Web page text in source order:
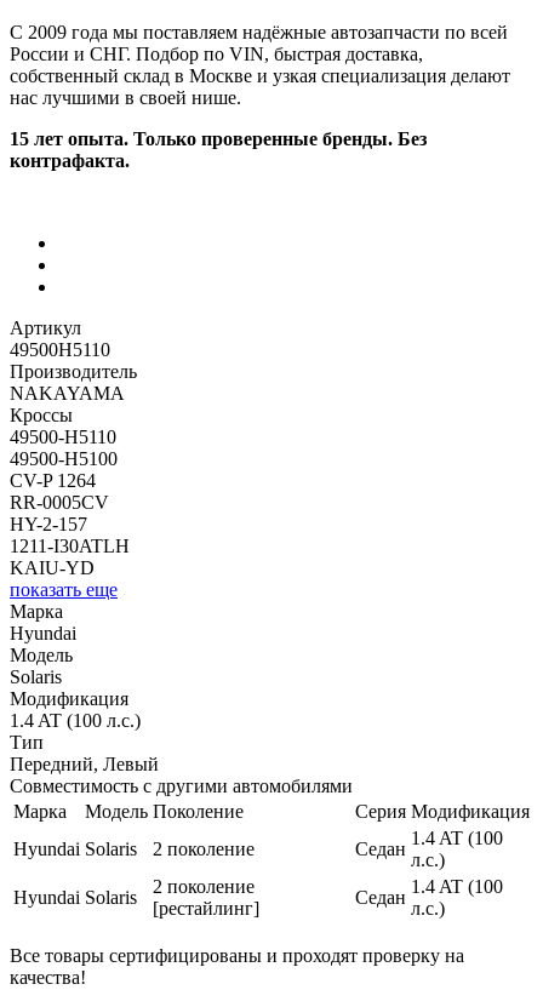
С 2009 года мы поставляем надёжные автозапчасти по всей
России и СНГ. Подбор по VIN, быстрая доставка,
собственный склад в Москве и узкая специализация делают
нас лучшими в своей нише.
15 лет опыта. Только проверенные бренды. Без
контрафакта.
Артикул
49500H5110
Производитель
NAKAYAMA
Кроссы
49500-H5110
49500-H5100
CV-P 1264
RR-0005CV
HY-2-157
1211-I30ATLH
KAIU-YD
показать еще
Марка
Hyundai
Модель
Solaris
Модификация
1.4 AT (100 л.с.)
Тип
Передний, Левый
Совместимость с другими автомобилями
Марка
Модель Поколение Серия Модификация
Hyundai Solaris 2 поколение Седан
1.4 AT (100
л.с.)
Hyundai Solaris
2 поколение
[рестайлинг]
Седан
1.4 AT (100
л.с.)
Все товары сертифицированы и проходят проверку на
качества!